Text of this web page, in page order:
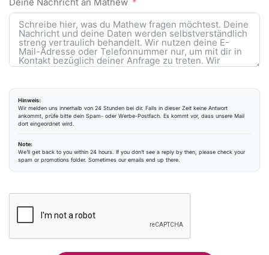
Hinweis:
Wir melden uns innerhalb von 24 Stunden bei dir. Falls in dieser Zeit keine Antwort
ankommt, prüfe bitte dein Spam- oder Werbe-Postfach. Es kommt vor, dass unsere Mail
dort eingeordnet wird.
Note:
We’ll get back to you within 24 hours. If you don’t see a reply by then, please check your
spam or promotions folder. Sometimes our emails end up there.